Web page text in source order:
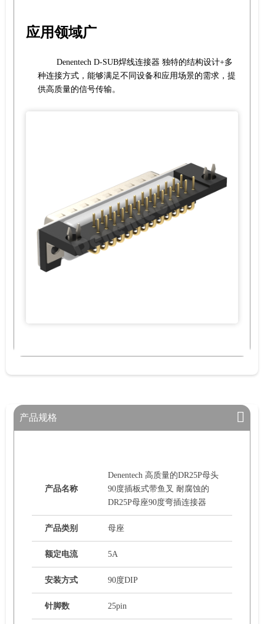
应用领域广
Denentech D-SUB焊线连接器 独特的结构设计+多
种连接方式，能够满足不同设备和应用场景的需求，提
供高质量的信号传输。
产品规格
产品名称
Denentech 高质量的DR25P母头
90度插板式带鱼叉 耐腐蚀的
DR25P母座90度弯插连接器
产品类别 母座
额定电流 5A
安装方式 90度DIP
针脚数 25pin